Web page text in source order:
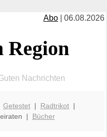
Abo | 06.08.2026
Region
Nachrichten
Getestet | Radtrikot |
| Bücher